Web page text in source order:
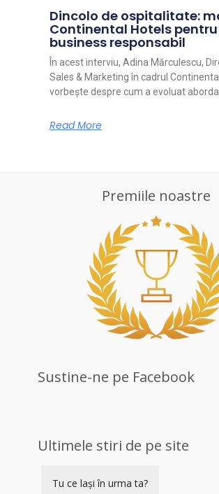
Dincolo de ospitalitate:
Continental Hotels
business responsabil
În acest interviu, Adina Mărculescu,
Sales & Marketing în cadrul
vorbește despre cum a evoluat
Read More
Premiile noastre
Sustine-ne pe Facebook
Ultimele stiri de pe site
Tu ce lași în urma ta?